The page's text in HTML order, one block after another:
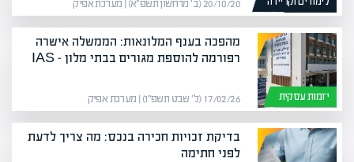
20/10/20 (ב׳ מרחשון תשפ״א) | מערכת אפיק
יזמות עסקית
מהפכה בענף המלונאות: הממשלה אישרה
רפורמה להוספת מגורים בבתי מלון – IAS
17/02/26 (ל׳ שבט תשפ״ו) | מערכת אפיק
בדיקת זכויות חכירה בנכס: מה צריך לדעת
לפני חתימה